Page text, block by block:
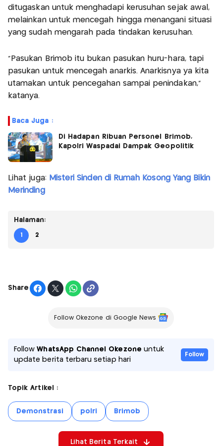
ditugaskan untuk menghadapi kerusuhan sejak awal,
melainkan untuk mencegah hingga menangani situasi
yang sudah mengarah pada tindakan kerusuhan.
“Pasukan Brimob itu bukan pasukan huru-hara, tapi
pasukan untuk mencegah anarkis. Anarkisnya ya kita
utamakan untuk pencegahan sampai penindakan,”
katanya.
Baca Juga :
Di Hadapan Ribuan Personel Brimob,
Kapolri Waspadai Dampak Geopolitik
Lihat juga: Misteri Sinden di Rumah Kosong Yang Bikin
Merinding
Halaman:
1 2
Share
Follow Okezone di Google News
FollowWhatsApp Channel Okezone untuk
update berita terbaru setiap hari
Follow
Topik Artikel :
Demonstrasi polri Brimob
Lihat Berita Terkait